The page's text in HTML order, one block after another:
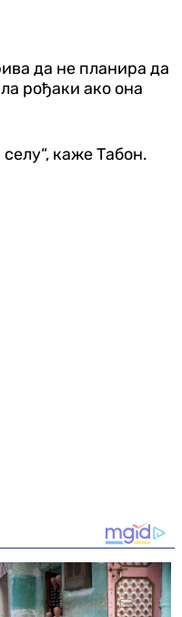
да не планира да
рођаки ако она
каже Табон.